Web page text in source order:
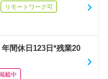
リモートワーク可
間休日123日*残業20
載中